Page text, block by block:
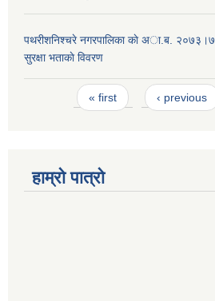
पथरीशनिश्चरे नगरपालिका काे अा.ब.
सुरक्षा भताकाे विवरण
Pages« first ‹ previous
हाम्रो पात्रो